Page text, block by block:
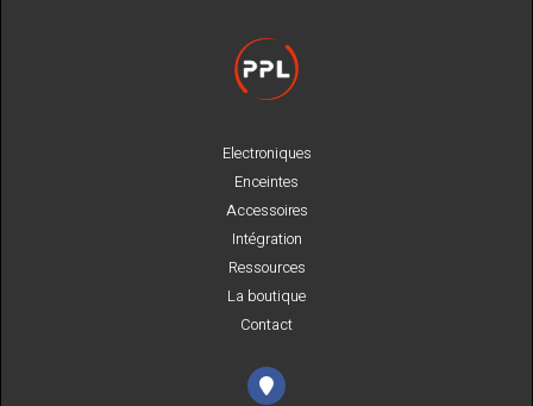
Electroniques
Enceintes
Accessoires
Intégration
Ressources
La boutique
Contact